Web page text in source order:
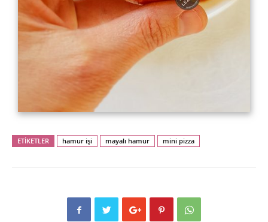
ETİKETLER hamur işi mayalı hamur mini pizza